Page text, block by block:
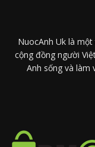
NuocAnh Uk là
cộng đồng người
Anh sống và làm